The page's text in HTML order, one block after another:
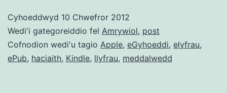
Cyhoeddwyd 10 Chwefror 2012
Wedi'i gategoreiddio fel Amrywiol, post
Cofnodion wedi'u tagio Apple, eGyhoeddi, elyfrau,
ePub, haciaith, Kindle, llyfrau, meddalwedd